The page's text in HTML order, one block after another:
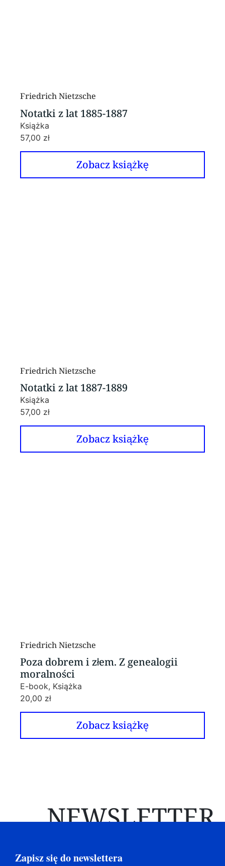
Friedrich Nietzsche
Notatki z lat 1885-1887
Książka
57,00 zł
Zobacz książkę
Friedrich Nietzsche
Notatki z lat 1887-1889
Książka
57,00 zł
Zobacz książkę
Friedrich Nietzsche
Poza dobrem i złem. Z genealogii
moralności
E-book, Książka
20,00 zł
Zobacz książkę
NEWSLETTER
Zapisz się do newslettera